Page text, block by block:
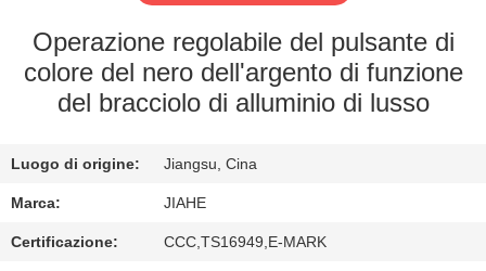
FABBRICA
CONTROLLO
QUALITÀ
CONTATTICI
Operazione regolabile del pulsante di
colore del nero dell'argento di funzione
del bracciolo di alluminio di lusso
Luogo di origine: Jiangsu, Cina
Marca: JIAHE
Certificazione: CCC,TS16949,E-MARK